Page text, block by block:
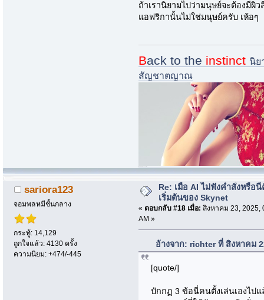
ถ้าเรานิยามไปว่ามนุษย์จะต้องมีผิ
แอฟริกานั้นไม่ใช่มนุษย์ครับ เห้อๆ
Back to the instinct นิย
สัญชาตญาณ
sariora123
จอมพลหมีชั้นกลาง
กระทู้: 14,129
ถูกใจแล้ว: 4130 ครั้ง
ความนิยม: +474/-445
Re: เมื่อ AI ไม่ฟังค่ำสั่งหรือ
เริ่มต้นของ Skynet
« ตอบกลับ #18 เมื่อ: สิงหาคม 23, 2025,
AM »
อ้างจาก: richter ที่ สิงหาคม
[quote/]
บักกฏ 3 ข้อนี่คนตั้งเล่นเองไป